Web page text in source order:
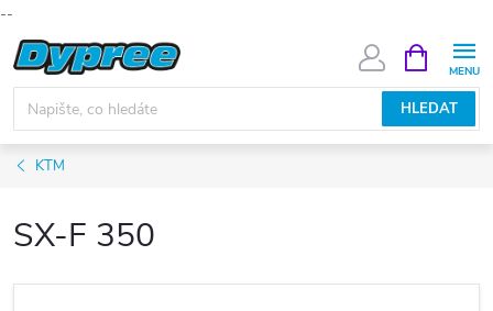
--
Přejít
na
obsah
HLEDAT
NÁKUPNÍ
KOŠÍK
KTM
SX-F 350